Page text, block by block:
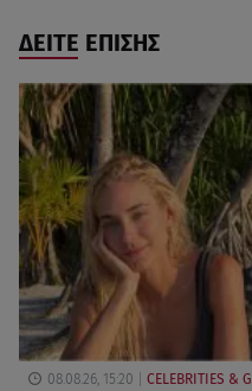
ΔΕΙΤΕ ΕΠΙΣΗΣ
08.08.26, 15:20 CELEBRITIES &